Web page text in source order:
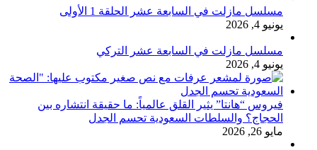
مسلسل مازلت في السابعة عشر الحلقة 1 الأولى
يونيو 4, 2026
مسلسل مازلت في السابعة عشر التركي
يونيو 4, 2026
فيروس “هانتا” يثير القلق عالمياً: ما حقيقة انتشاره بين
الحجاج؟ والسلطات السعودية تحسم الجدل
مايو 26, 2026